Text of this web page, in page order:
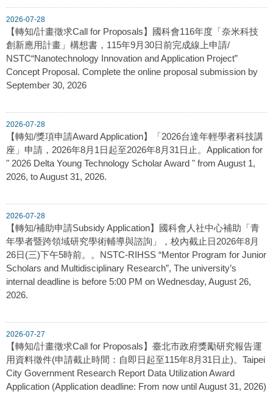
2026-07-28
【轉知/計畫徵求Call for Proposals】國科會116年度「奈米科技
創新應用計畫」構想書，115年9月30日前完成線上申請/
NSTC“Nanotechnology Innovation and Application Project”
Concept Proposal. Complete the online proposal submission by
September 30, 2026
2026-07-28
【轉知/獎項申請Award Application】「2026台達年輕學者科技講
座」申請，2026年8月1日起至2026年8月31日止。Application for
" 2026 Delta Young Technology Scholar Award " from August 1,
2026, to August 31, 2026.
2026-07-28
【轉知/補助申請Subsidy Application】國科會人社中心補助「青
年學者暨跨領域研究學術輔導與諮詢」，校內截止日2026年8月
26日(三)下午5時前。。NSTC-RIHSS “Mentor Program for Junior
Scholars and Multidisciplinary Research”, The university’s
internal deadline is before 5:00 PM on Wednesday, August 26,
2026.
2026-07-27
【轉知/計畫徵求Call for Proposals】臺北市政府獎勵研究報告運
用資料徵件(申請截止時間：自即日起至115年8月31日止)。Taipei
City Government Research Report Data Utilization Award
Application (Application deadline: From now until August 31, 2026)